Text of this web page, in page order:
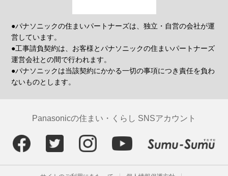
●パナソニックの住まいパートナーズは、独立・自営の会社が運
営しています。
●工事請負契約は、お客様とパナソニックの住まいパートナーズ
運営会社との間で行われます。
●パナソニックは当該契約にかかる一切の事項につき責任を負わ
ないものとします。
Panasonicの住まい・くらし SNSアカウント